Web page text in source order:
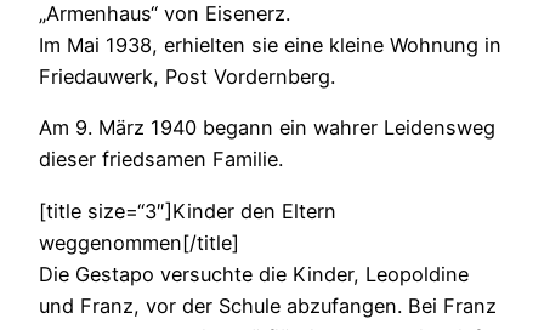
„Armenhaus“ von Eisenerz.
Im Mai 1938, erhielten sie eine kleine Wohnung in
Friedauwerk, Post Vordernberg.
Am 9. März 1940 begann ein wahrer Leidensweg
dieser friedsamen Familie.
[title size=“3″]Kinder den Eltern
weggenommen[/title]
Die Gestapo versuchte die Kinder, Leopoldine
und Franz, vor der Schule abzufangen. Bei Franz